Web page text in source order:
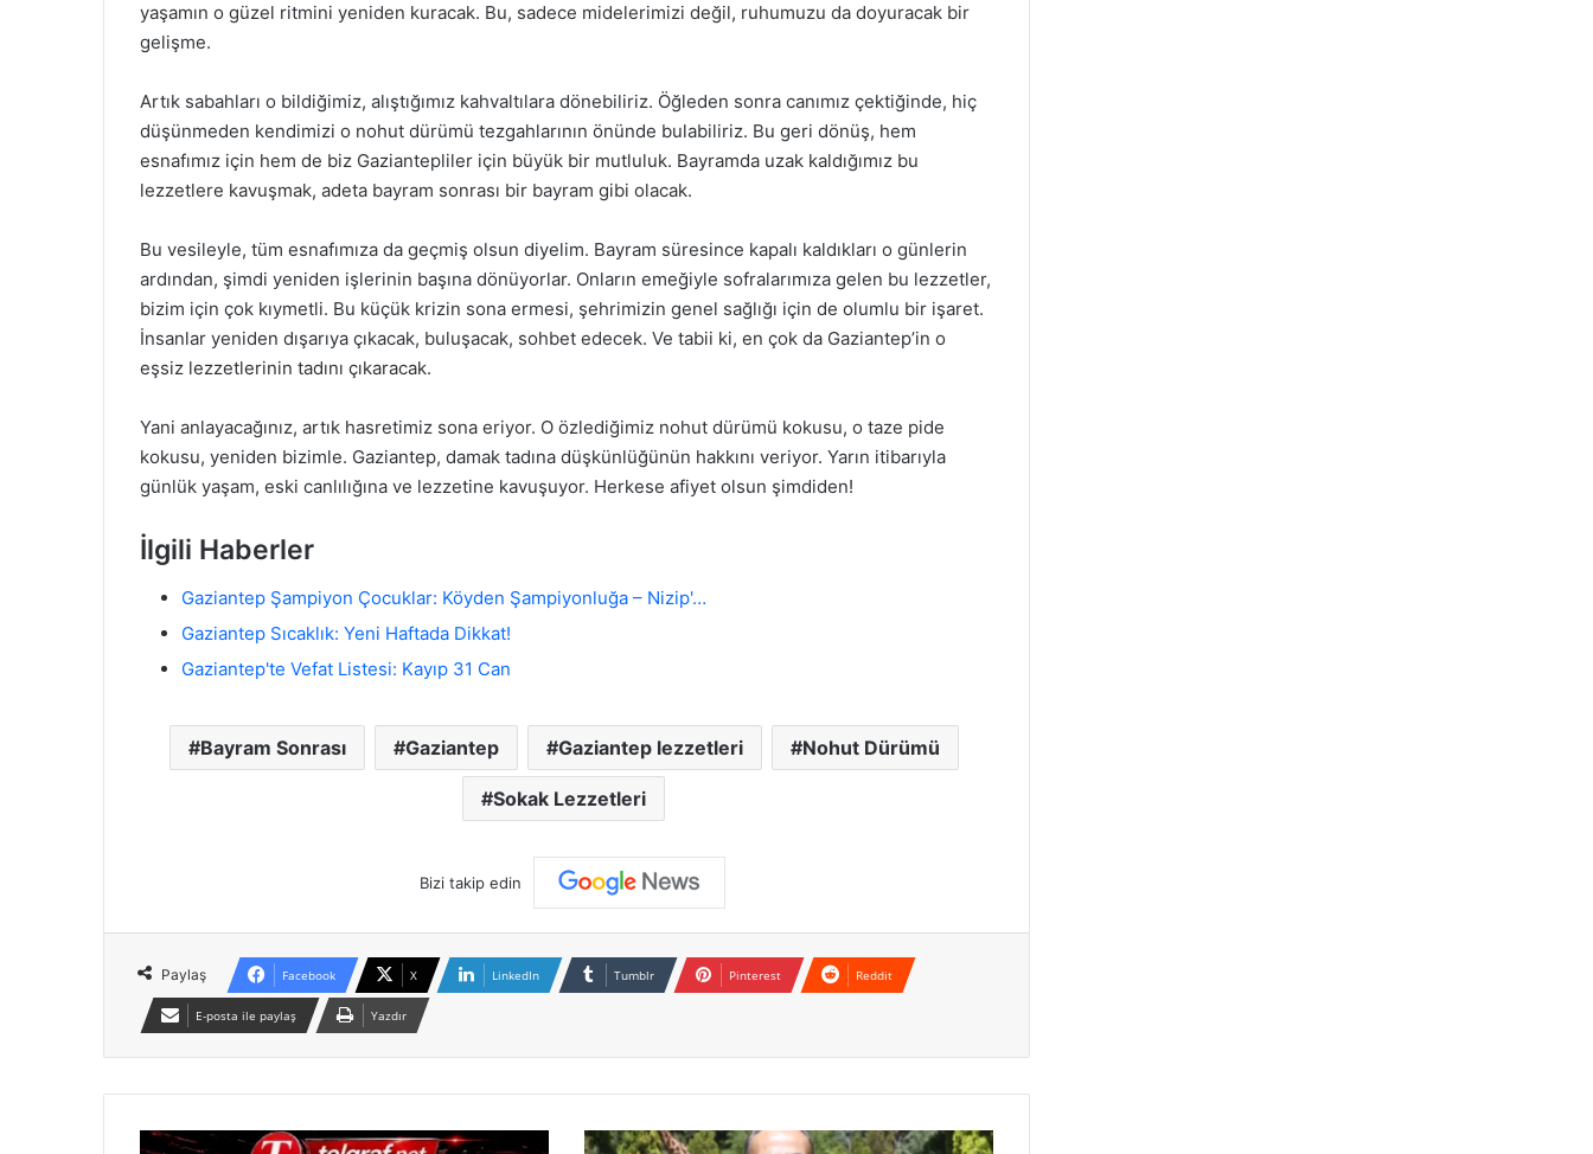
yaşamın o güzel ritmini yeniden kuracak. Bu, sadece midelerimizi değil, ruhumuzu da doyuracak bir
gelişme.
Artık sabahları o bildiğimiz, alıştığımız kahvaltılara dönebiliriz. Öğleden sonra canımız çektiğinde, hiç
düşünmeden kendimizi o nohut dürümü tezgahlarının önünde bulabiliriz. Bu geri dönüş, hem
esnafımız için hem de biz Gaziantepliler için büyük bir mutluluk. Bayramda uzak kaldığımız bu
lezzetlere kavuşmak, adeta bayram sonrası bir bayram gibi olacak.
Bu vesileyle, tüm esnafımıza da geçmiş olsun diyelim. Bayram süresince kapalı kaldıkları o günlerin
ardından, şimdi yeniden işlerinin başına dönüyorlar. Onların emeğiyle sofralarımıza gelen bu lezzetler,
bizim için çok kıymetli. Bu küçük krizin sona ermesi, şehrimizin genel sağlığı için de olumlu bir işaret.
İnsanlar yeniden dışarıya çıkacak, buluşacak, sohbet edecek. Ve tabii ki, en çok da Gaziantep’in o
eşsiz lezzetlerinin tadını çıkaracak.
Yani anlayacağınız, artık hasretimiz sona eriyor. O özlediğimiz nohut dürümü kokusu, o taze pide
kokusu, yeniden bizimle. Gaziantep, damak tadına düşkünlüğünün hakkını veriyor. Yarın itibarıyla
günlük yaşam, eski canlılığına ve lezzetine kavuşuyor. Herkese afiyet olsun şimdiden!
İlgili Haberler
Gaziantep Şampiyon Çocuklar: Köyden Şampiyonluğa – Nizip'…
Gaziantep Sıcaklık: Yeni Haftada Dikkat!
Gaziantep'te Vefat Listesi: Kayıp 31 Can
Bayram Sonrası Gaziantep Gaziantep lezzetleri Nohut Dürümü
Sokak Lezzetleri
Bizi takip edin
Paylaş Facebook X LinkedIn Tumblr Pinterest Reddit
E-posta ile paylaş Yazdır
B